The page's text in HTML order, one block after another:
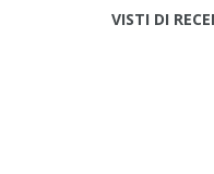
VISTI DI